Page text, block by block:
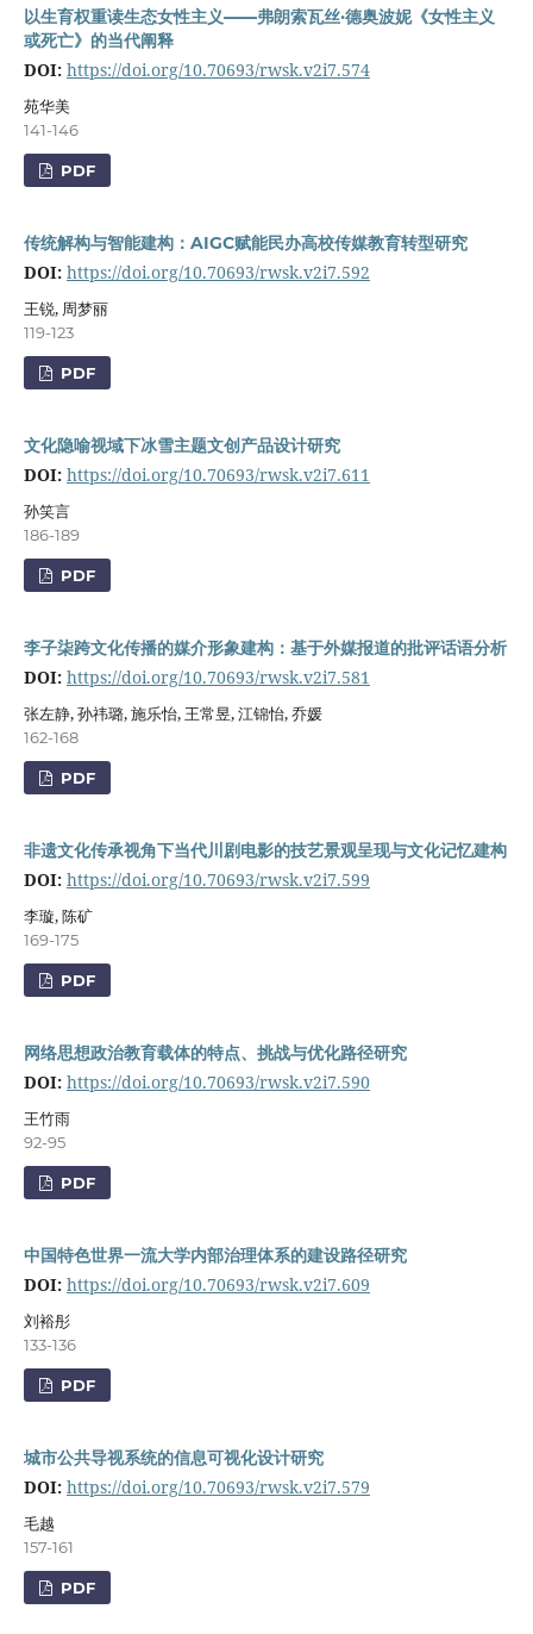
以生育权重读生态女性主义——弗朗索瓦丝·德奥波妮《女性主义
或死亡》的当代阐释
DOI: https://doi.org/10.70693/rwsk.v2i7.574
苑华美
141-146
PDF
传统解构与智能建构：AIGC赋能民办高校传媒教育转型研究
DOI: https://doi.org/10.70693/rwsk.v2i7.592
王锐, 周梦丽
119-123
PDF
文化隐喻视域下冰雪主题文创产品设计研究
DOI: https://doi.org/10.70693/rwsk.v2i7.611
孙笑言
186-189
PDF
李子柒跨文化传播的媒介形象建构：基于外媒报道的批评话语分析
DOI: https://doi.org/10.70693/rwsk.v2i7.581
张左静, 孙祎璐, 施乐怡, 王常昱, 江锦怡, 乔媛
162-168
PDF
非遗文化传承视角下当代川剧电影的技艺景观呈现与文化记忆建构
DOI: https://doi.org/10.70693/rwsk.v2i7.599
李璇, 陈矿
169-175
PDF
网络思想政治教育载体的特点、挑战与优化路径研究
DOI: https://doi.org/10.70693/rwsk.v2i7.590
王竹雨
92-95
PDF
中国特色世界一流大学内部治理体系的建设路径研究
DOI: https://doi.org/10.70693/rwsk.v2i7.609
刘裕彤
133-136
PDF
城市公共导视系统的信息可视化设计研究
DOI: https://doi.org/10.70693/rwsk.v2i7.579
毛越
157-161
PDF